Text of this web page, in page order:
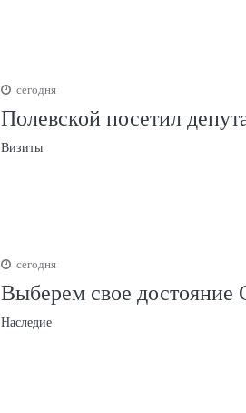
сегодня
Полевской посетил
Визиты
сегодня
Выберем свое достояние
Наследие